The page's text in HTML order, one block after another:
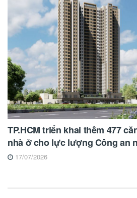
TP.HCM triển khai thêm 477
nhà ở cho lực lượng Công an
17/07/2026